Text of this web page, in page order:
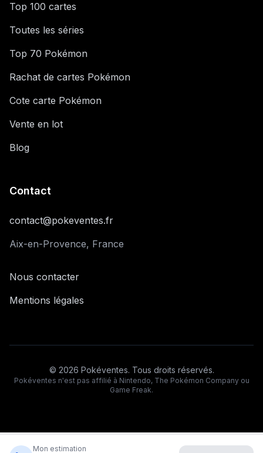
Top 100 cartes
Toutes les séries
Top 70 Pokémon
Rachat de cartes Pokémon
Cote carte Pokémon
Vente en lot
Blog
Contact
contact@pokeventes.fr
Aix-en-Provence, France
Nous contacter
Mentions légales
© 2026 Pokéventes. Tous droits réservés.
Pokéventes n'est pas affilié à Nintendo, The Pokémon Company ou
Game Freak.
Mon estimation